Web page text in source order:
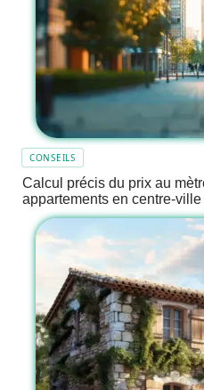
CONSEILS
Calcul précis du prix au
appartements en centre-ville